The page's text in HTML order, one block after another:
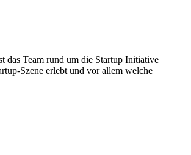
das Team rund um die Startup Initiative
Szene erlebt und vor allem welche